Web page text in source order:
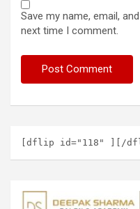
Save my name, email,
next time I comment.
[dflip id="118" ][/